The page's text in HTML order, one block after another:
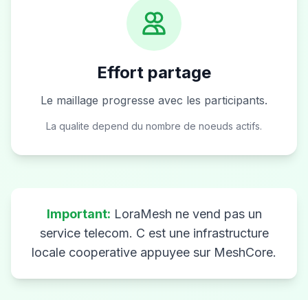
Effort partage
Le maillage progresse avec les participants.
La qualite depend du nombre de noeuds actifs.
Important: LoraMesh ne vend pas un
service telecom. C est une infrastructure
locale cooperative appuyee sur MeshCore.